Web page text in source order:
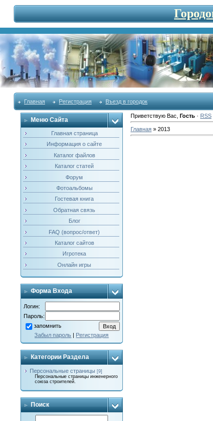
Главная Регистрация Въезд в городок
Меню Сайта
Главная страница
Информация о сайте
Каталог файлов
Каталог статей
Форум
Фотоальбомы
Гостевая книга
Обратная связь
Блог
FAQ (вопрос/ответ)
Каталог сайтов
Игротека
Онлайн игры
Форма Входа
Логин:
Пароль:
запомнить
Забыл пароль | Регистрация
Категории Раздела
Персональные страницы [9]
Персональные страницы инженерного
союза строителей.
Поиск
Приветствую Вас Гость· RSS
Главная» 2013